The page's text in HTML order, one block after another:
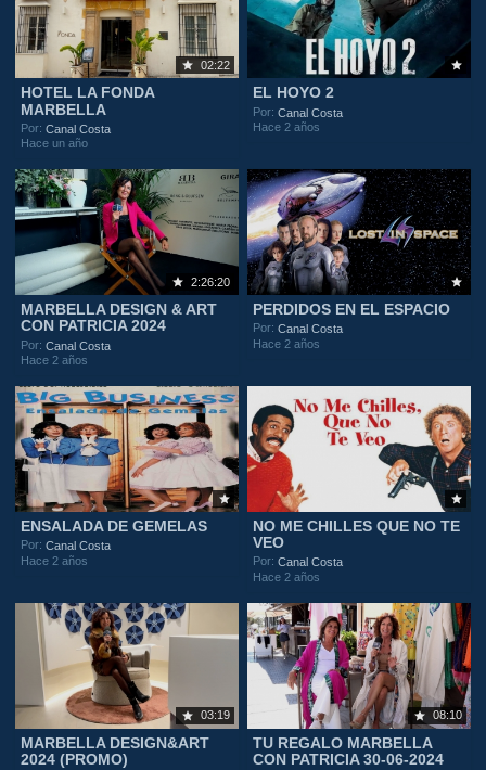
02:22
HOTEL LA FONDA
MARBELLA
Por:Canal Costa
Hace un año
EL HOYO 2
Por:Canal Costa
Hace 2 años
2:26:20
MARBELLA DESIGN & ART
CON PATRICIA 2024
Por:Canal Costa
Hace 2 años
PERDIDOS EN EL ESPACIO
Por:Canal Costa
Hace 2 años
ENSALADA DE GEMELAS
Por:Canal Costa
Hace 2 años
NO ME CHILLES QUE NO TE
VEO
Por:Canal Costa
Hace 2 años
03:19
MARBELLA DESIGN&ART
2024 (PROMO)
08:10
TU REGALO MARBELLA
CON PATRICIA 30-06-2024